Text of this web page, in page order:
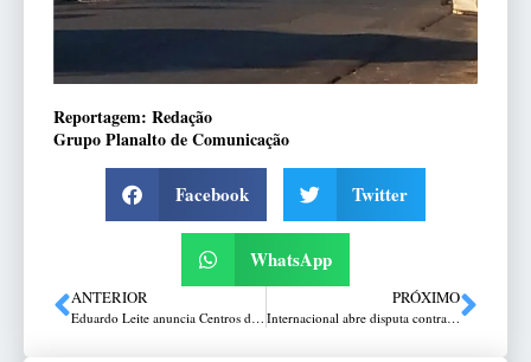
Reportagem: Redação
Grupo Planalto de Comunicação
Facebook Twitter
WhatsApp
ANTERIOR
Eduardo Leite anuncia Centros de Referência para Juventude e municípios credenciados na 2ª edição do Partiu Futuro Reconstrução
PRÓXIMO
Internacional abre disputa contra o Flamengo pela Libertadores nesta quarta-feira